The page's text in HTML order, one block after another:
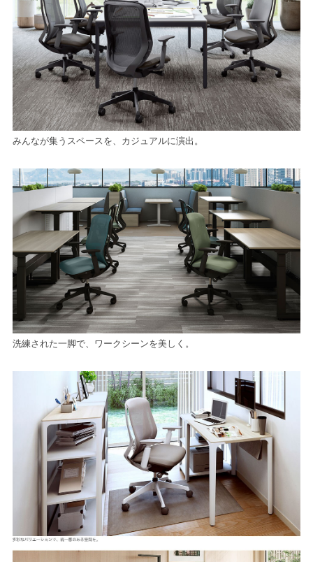
みんなが集うスペースを、カジュアルに演出。
洗練された一脚で、ワークシーンを美しく。